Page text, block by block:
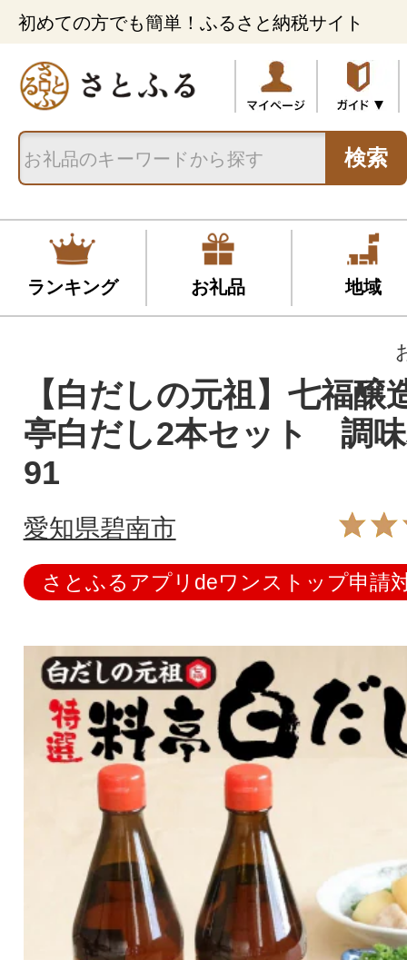
初めての方でも簡単！ふるさと納税サイト
検索
ランキング お礼品 地域
【白だしの元祖】七福醸
亭白だし2本セット 調
91
愛知県碧南市
さとふるアプリdeワンストップ申請